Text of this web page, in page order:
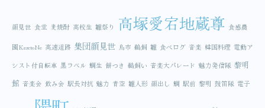
顔見世 食堂 麦焼酎 高校生 雛祭り 高塚愛宕地蔵尊 食感農
園KazetoNe 高速道路 集団顔見世 鳥市 鵜飼 雛 食べログ 音楽 韓国料理 電動ア
シスト付自転車 黒ラベル 鯛生 餅つき 鵜飼い 音楽大パレード 魅力発信隊 黎明
館 音楽会 飲み会 駅長対抗 魅力 青空 雛人形 顔出し 鯛 駅前 黎明 鼓笛隊 電子